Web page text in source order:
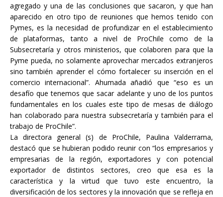
agregado y una de las conclusiones que sacaron, y que han
aparecido en otro tipo de reuniones que hemos tenido con
Pymes, es la necesidad de profundizar en el establecimiento
de plataformas, tanto a nivel de ProChile como de la
Subsecretaría y otros ministerios, que colaboren para que la
Pyme pueda, no solamente aprovechar mercados extranjeros
sino también aprender el cómo fortalecer su inserción en el
comercio internacional”. Ahumada añadió que “eso es un
desafío que tenemos que sacar adelante y uno de los puntos
fundamentales en los cuales este tipo de mesas de diálogo
han colaborado para nuestra subsecretaría y también para el
trabajo de ProChile”.
La directora general (s) de ProChile, Paulina Valderrama,
destacó que se hubieran podido reunir con “los empresarios y
empresarias de la región, exportadores y con potencial
exportador de distintos sectores, creo que esa es la
característica y la virtud que tuvo este encuentro, la
diversificación de los sectores y la innovación que se refleja en